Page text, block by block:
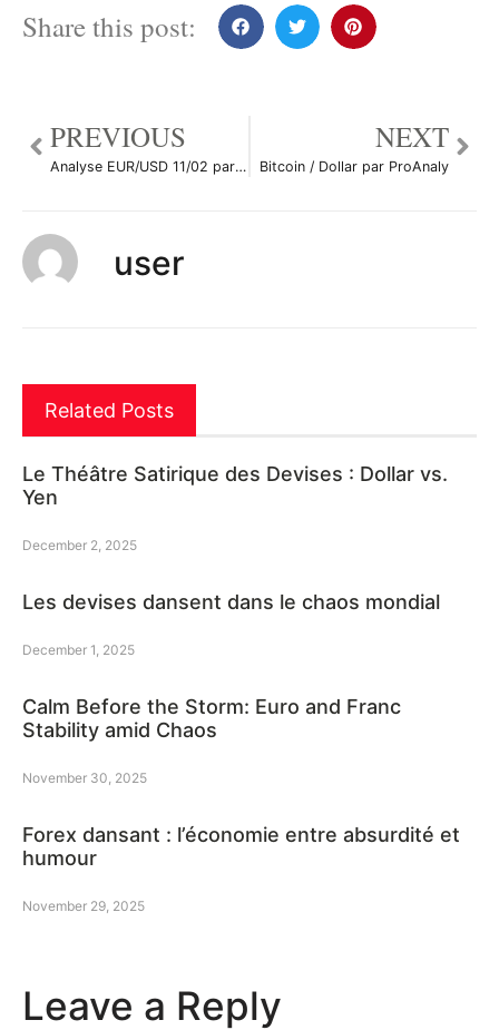
Share this post:
PREVIOUS
Analyse EUR/USD 11/02 par Yom2123
NEXT
Bitcoin / Dollar par ProAnaly
user
Related Posts
Le Théâtre Satirique des Devises : Dollar vs.
Yen
December 2, 2025
Les devises dansent dans le chaos mondial
December 1, 2025
Calm Before the Storm: Euro and Franc
Stability amid Chaos
November 30, 2025
Forex dansant : l’économie entre absurdité et
humour
November 29, 2025
Leave a Reply